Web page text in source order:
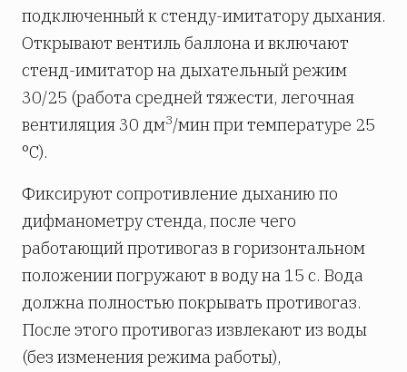
подключенный к стенду-имитатору дыхания.
Открывают вентиль баллона и включают
стенд-имитатор на дыхательный режим
30/25 (работа средней тяжести, легочная
вентиляция 30 дм3/мин при температуре 25
°С).
Фиксируют сопротивление дыханию по
дифманометру стенда, после чего
работающий противогаз в горизонтальном
положении погружают в воду на 15 с. Вода
должна полностью покрывать противогаз.
После этого противогаз извлекают из воды
(без изменения режима работы),